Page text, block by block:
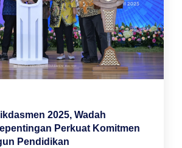
2025, Wadah
Perkuat Komitmen
Pendidikan